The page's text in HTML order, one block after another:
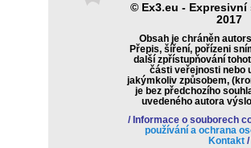
© Ex3.eu - Expresivní
2017
Obsah je chráněn
Přepis, šíření, pořízeni
další zpřístupňování
části veřejnosti nebo
jakýmkoliv způsobem,
je bez předchozího
uvedeného autora
/ Informace o souborech
používání a ochrana
Kontakt /